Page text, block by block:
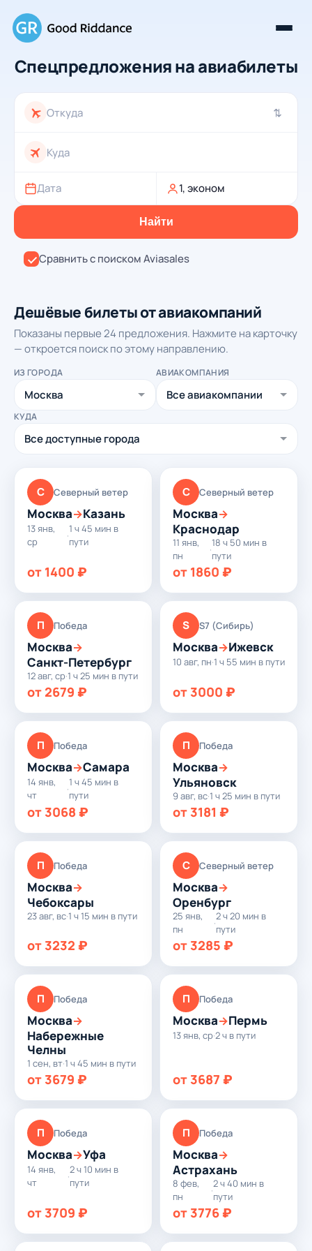
Спецпредложения на авиабилеты
⇄
Дата 1, эконом
Найти
Сравнить с поиском Aviasales
Дешёвые билеты от авиакомпаний
Показаны первые 24 предложения. Нажмите на карточку
— откроется поиск по этому направлению.
ИЗ ГОРОДА АВИАКОМПАНИЯ
КУДА
С Северный ветер
Москва→Казань
13 янв,
ср
·
1 ч 45 мин в
пути
от 1400 ₽
С Северный ветер
Москва→
Краснодар
11 янв,
пн
·
18 ч 50 мин в
пути
от 1860 ₽
П Победа
Москва→
Санкт-Петербург
12 авг, ср·1 ч 25 мин в пути
от 2679 ₽
S S7 (Сибирь)
Москва→Ижевск
10 авг, пн·1 ч 55 мин в пути
от 3000 ₽
П Победа
Москва→Самара
14 янв,
чт
·
1 ч 45 мин в
пути
от 3068 ₽
П Победа
Москва→
Ульяновск
9 авг, вс·1 ч 25 мин в пути
от 3181 ₽
П Победа
Москва→
Чебоксары
23 авг, вс·1 ч 15 мин в пути
от 3232 ₽
С Северный ветер
Москва→
Оренбург
25 янв,
пн
·
2 ч 20 мин в
пути
от 3285 ₽
П Победа
Москва→
Набережные
Челны
1 сен, вт·1 ч 45 мин в пути
от 3679 ₽
П Победа
Москва→Пермь
13 янв, ср·2 ч в пути
от 3687 ₽
П Победа
Москва→Уфа
14 янв,
чт
·
2 ч 10 мин в
пути
от 3709 ₽
П Победа
Москва→
Астрахань
8 фев,
пн
·
2 ч 40 мин в
пути
от 3776 ₽